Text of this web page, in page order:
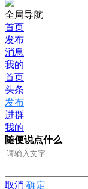
全局导航
首页
发布
消息
我的
首页
头条
发布
进群
我的
随便说点什么
取消 确定